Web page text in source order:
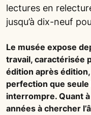
lectures en
jusqu’à dix-neuf
Le musée expose
travail, caractérisée
édition après
perfection que
interrompre. Quant
années à chercher